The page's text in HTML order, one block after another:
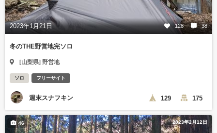
2023年1月21日 128 38
冬のTHE野営地完ソロ
[山梨県] 野営地
ソロ フリーサイト
週末スナフキン 129 175
2023年2月12日
46